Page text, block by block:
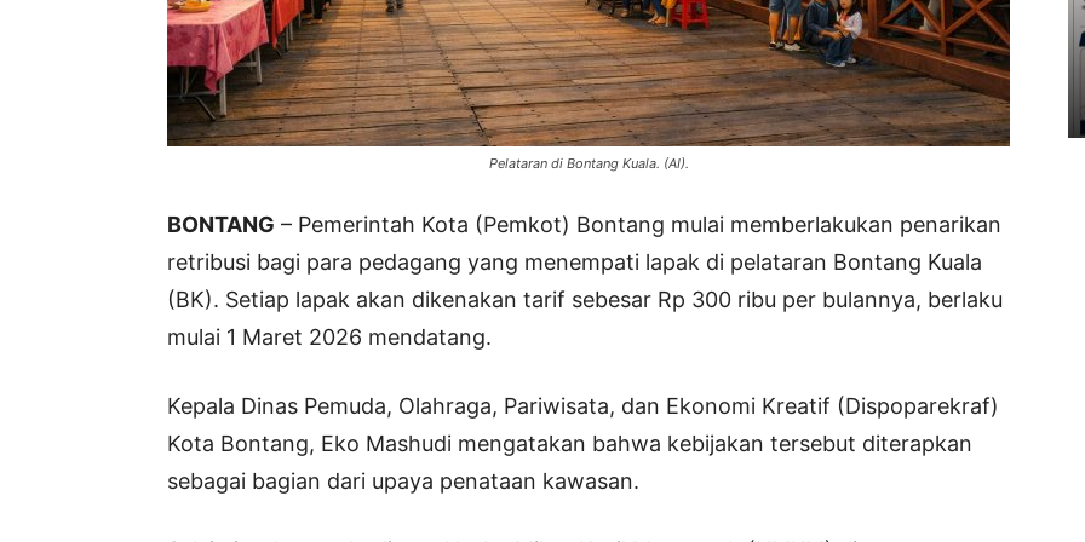
Pelataran di Bontang Kuala. (AI).
BONTANG – Pemerintah Kota (Pemkot) Bontang mulai memberlakukan penarikan
retribusi bagi para pedagang yang menempati lapak di pelataran Bontang Kuala
(BK). Setiap lapak akan dikenakan tarif sebesar Rp 300 ribu per bulannya, berlaku
mulai 1 Maret 2026 mendatang.
Kepala Dinas Pemuda, Olahraga, Pariwisata, dan Ekonomi Kreatif (Dispoparekraf)
Kota Bontang, Eko Mashudi mengatakan bahwa kebijakan tersebut diterapkan
sebagai bagian dari upaya penataan kawasan.